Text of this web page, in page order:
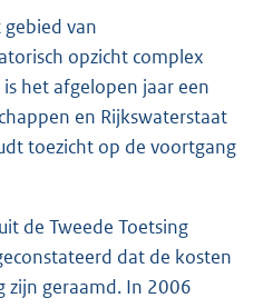
van
opzicht complex
het afgelopen jaar een
en Rijkswaterstaat
toezicht op de voortgang
de Tweede Toetsing
dat de kosten
zijn geraamd. In 2006